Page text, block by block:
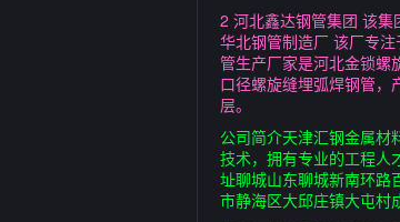
2 河北鑫达钢管集团 该
华北钢管制造厂 该厂专
管生产厂家是河北金锁螺
口径螺旋缝埋弧焊钢管，
层。
公司简介天津汇钢金属材
技术，拥有专业的工程人
址聊城山东聊城新南环路
市静海区大邱庄镇大屯村